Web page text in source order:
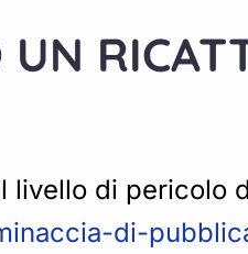
livello di pericolo
di-